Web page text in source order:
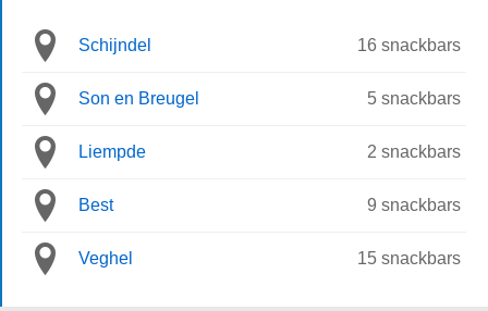
Schijndel 16 snackbars
Son en Breugel 5 snackbars
Liempde 2 snackbars
Best 9 snackbars
Veghel 15 snackbars